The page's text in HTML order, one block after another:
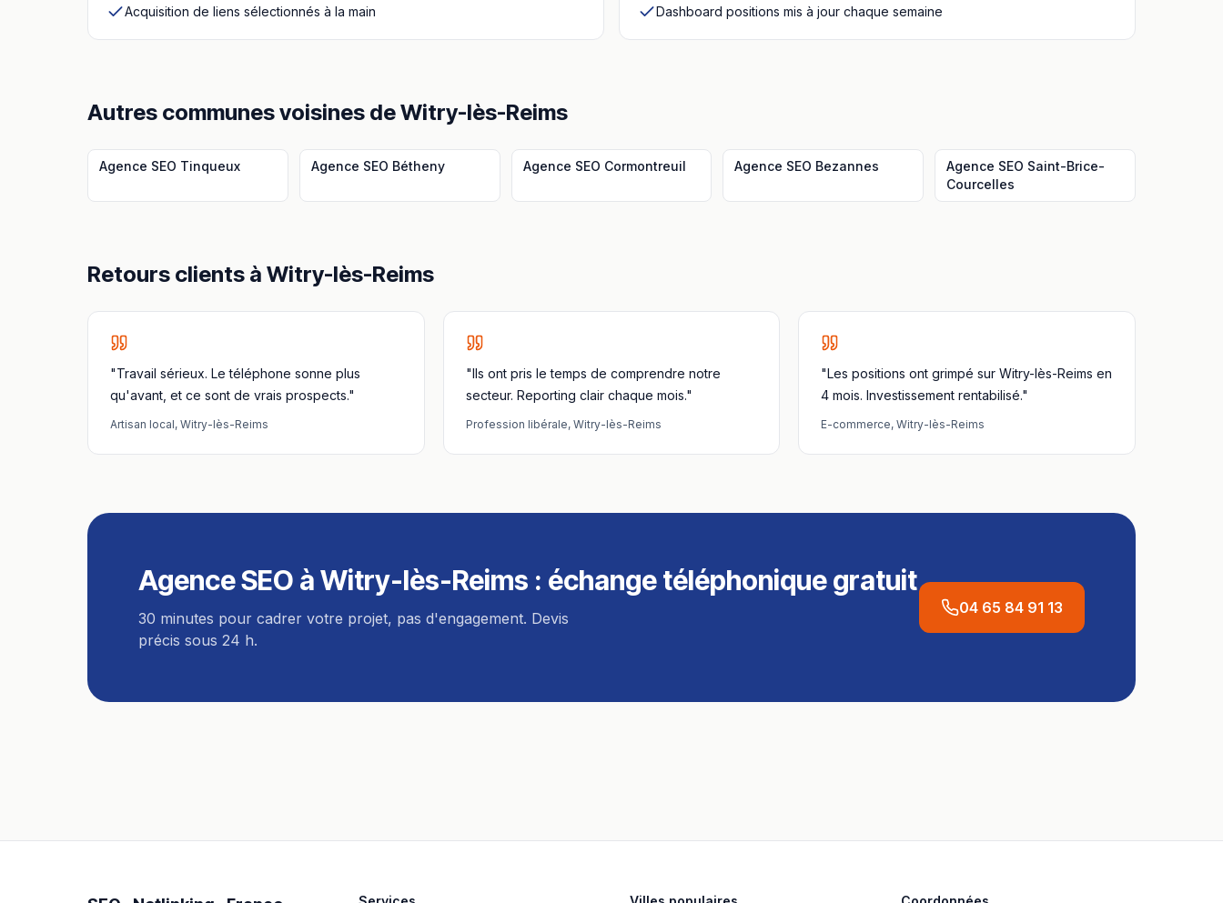
Acquisition de liens sélectionnés à la main Dashboard positions mis à jour chaque semaine
Autres communes voisines deWitry-lès-Reims
Agence SEO Tinqueux Agence SEO Bétheny Agence SEO Cormontreuil Agence SEO Bezannes Agence SEO Saint-Brice-
Courcelles
Retours clients à Witry-lès-Reims
"Travail sérieux. Le téléphone sonne plus
qu'avant, et ce sont de vrais prospects."
Artisan local, Witry-lès-Reims
"Ils ont pris le temps de comprendre notre
secteur. Reporting clair chaque mois."
Profession libérale, Witry-lès-Reims
"Les positions ont grimpé sur Witry-lès-Reims en
4 mois. Investissement rentabilisé."
E-commerce,Witry-lès-Reims
Agence SEO àWitry-lès-Reims : échange téléphonique gratuit
30 minutes pour cadrer votre projet, pas d'engagement. Devis
précis sous 24 h.
04 65 84 91 13